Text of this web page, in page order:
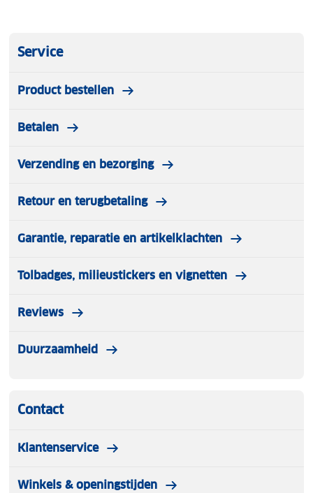
Zadelhoogte: 29 tot 41 cm
• Køvapää 2 in 1 driewieler loopfiets
• Voetensteun
• Handleiding
Service
Product bestellen
Betalen
Verzending en bezorging
Retour en terugbetaling
Garantie, reparatie en artikelklachten
Tolbadges, milieustickers en vignetten
Reviews
Duurzaamheid
Contact
Klantenservice
Winkels & openingstijden